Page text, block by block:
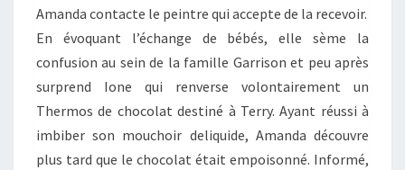
Amanda contacte le peintre qui accepte de la recevoir.
En évoquant l’échange de bébés, elle sème la
confusion au sein de la famille Garrison et peu après
surprend Ione qui renverse volontairement un
Thermos de chocolat destiné à Terry. Ayant réussi à
imbiber son mouchoir deliquide, Amanda découvre
plus tard que le chocolat était empoisonné. Informé,